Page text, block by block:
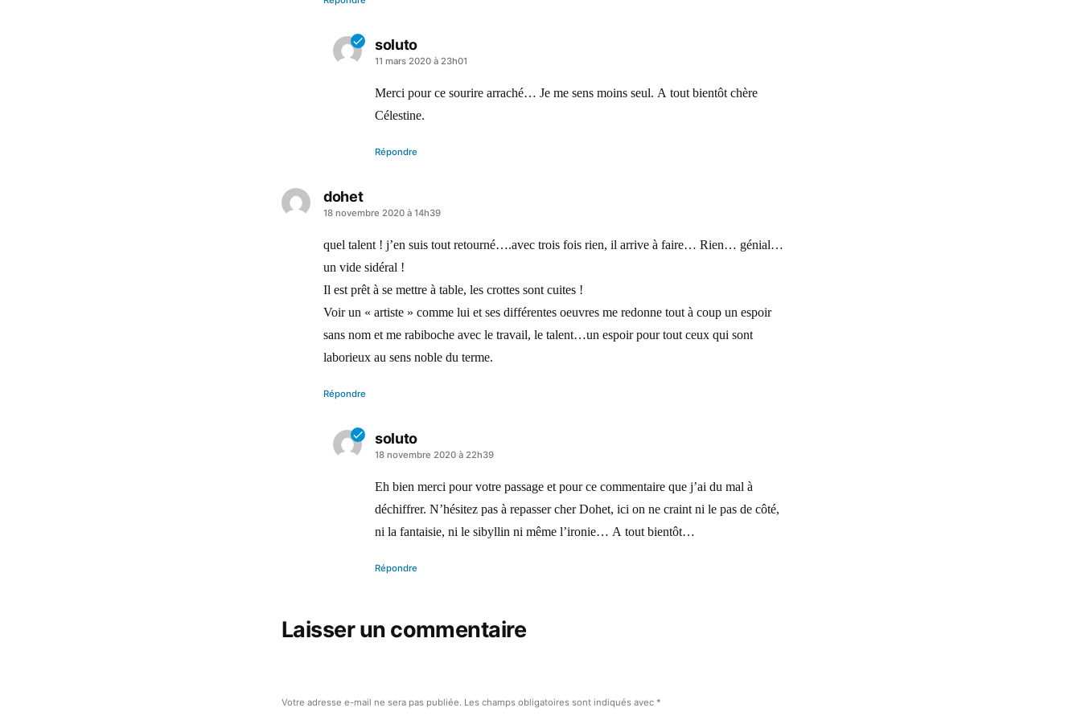
soluto
a
dit :
11 mars 2020 à 23h01
Merci pour ce sourire arraché… Je me sens moins seul. A tout bientôt chère
Célestine.
Répondre
dohet
a
dit :
18 novembre 2020 à 14h39
quel talent ! j’en suis tout retourné….avec trois fois rien, il arrive à faire… Rien… génial…
un vide sidéral !
Il est prêt à se mettre à table, les crottes sont cuites !
Voir un « artiste » comme lui et ses différentes oeuvres me redonne tout à coup un espoir
sans nom et me rabiboche avec le travail, le talent…un espoir pour tout ceux qui sont
laborieux au sens noble du terme.
Répondre
soluto
a
dit :
18 novembre 2020 à 22h39
Eh bien merci pour votre passage et pour ce commentaire que j’ai du mal à
déchiffrer. N’hésitez pas à repasser cher Dohet, ici on ne craint ni le pas de côté,
ni la fantaisie, ni le sibyllin ni même l’ironie… A tout bientôt…
Répondre
Laisser un commentaire
Votre adresse e-mail ne sera pas publiée. Les champs obligatoires sont indiqués avec *